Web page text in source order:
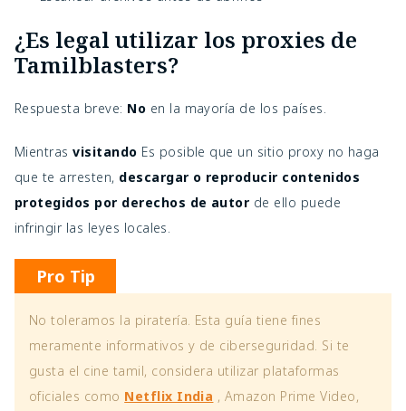
¿Es legal utilizar los proxies de
Tamilblasters?
Respuesta breve: No en la mayoría de los países.
Mientrasvisitando Es posible que un sitio proxy no haga
que te arresten, descargar o reproducir contenidos
protegidos por derechos de autor de ello puede
infringir las leyes locales.
Pro Tip
No toleramos la piratería. Esta guía tiene fines
meramente informativos y de ciberseguridad. Si te
gusta el cine tamil, considera utilizar plataformas
oficiales como Netflix India , Amazon Prime Video,